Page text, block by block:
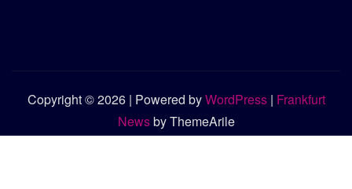
Copyright © 2026 | Powered byWordPress | Frankfurt
Newsby ThemeArile